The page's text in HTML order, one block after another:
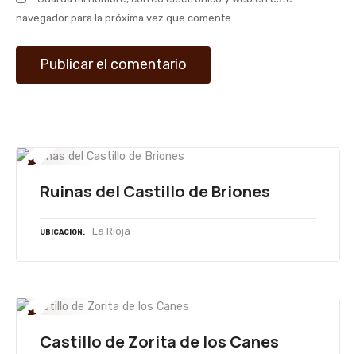
a
d
a
navegador para la próxima vez que comente.
Ruinas del Castillo de Briones
UBICACIÓN La Rioja
Castillo de Zorita de los Canes